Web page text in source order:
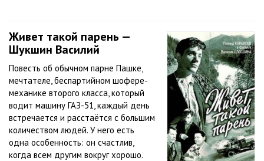
Живет такой парень —
Шукшин Василий
Повесть об обычном парне Пашке,
мечтателе, беспартийном шофере-
механике второго класса, который
водит машину ГАЗ-51, каждый день
встречается и расстаётся с большим
количеством людей. У него есть
одна особенность: он счастлив,
когда всем другим вокруг хорошо.